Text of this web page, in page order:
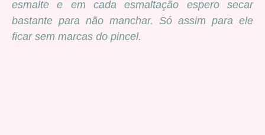
esmalte e em cada esmaltação espero secar
bastante para não manchar. Só assim para ele
ficar sem marcas do pincel.